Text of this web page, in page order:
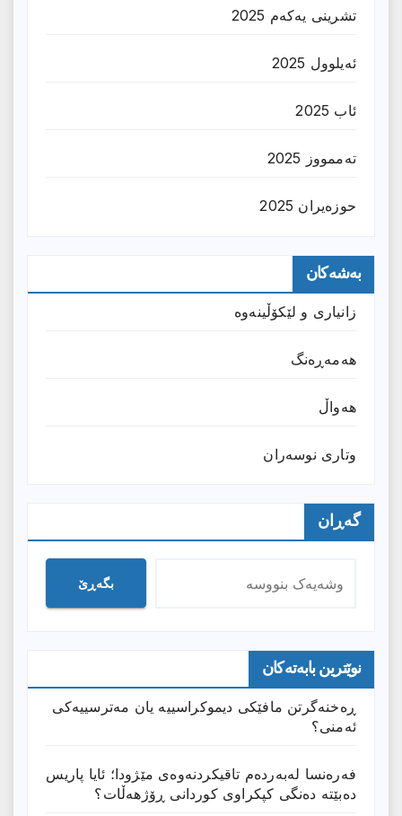
تشرینی یەکەم 2025
ئەیلوول 2025
ئاب 2025
تەممووز 2025
حوزه‌یران 2025
بەشەکان
زانیارى و لێکۆڵینەوە
هەمەڕەنگ
هەواڵ
وتارى نوسەران
گەڕان
بگەڕێ
نوێترین بابەتەکان
ڕەخنەگرتن مافێکی دیموکراسییە یان مەترسییەکی
ئەمنی؟
فەرەنسا لەبەردەم تاقیکردنەوەی مێژودا؛ ئایا پاریس
دەبێتە دەنگی کپکراوی کوردانی ڕۆژھەڵات؟